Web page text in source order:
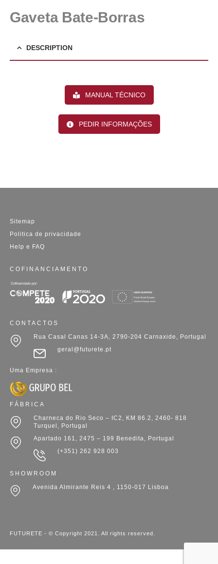
Gaveta Bate-Borras
DESCRIPTION
MANUAL TÉCNICO
PEDIR INFORMAÇÕES
Sitemap
Politica de privacidade
Help e FAQ
COFINANCIAMENTO
CONTACTOS
Rua Casal Canas 14-3A, 2790-204 Carnaxide, Portugal
geral@futurete.pt
Uma Empresa :
FÁBRICA
Charneca do Rio Seco – IC2, KM 86.2, 2460- 818
Turquel, Portugal
Apartado 161, 2475 – 199 Benedita, Portugal
(+351) 262 928 003
SHOWROOM
Avenida Almirante Reis 4 , 1150-017 Lisboa
FUTURETE - © Copyright 2021. All rights reserved.